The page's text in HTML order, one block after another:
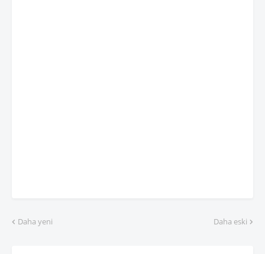
Daha yeni Daha eski